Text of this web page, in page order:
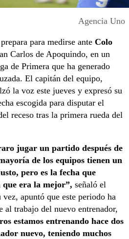
Agencia Uno
para medirse ante Colo
Carlos de Apoquindo, en un
de Primera que ha generado
El capitán del equipo,
la voz este jueves y expresó su
escogida para disputar el
receso tras la primera rueda del
jugar un partido después de
de los equipos tienen un
pero es la fecha que
era la mejor”, señaló el
apuntó que este periodo ha
al trabajo del nuevo entrenador,
estamos entrenando hace dos
nuevo, teniendo muchos